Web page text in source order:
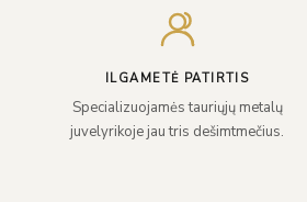
ILGAMETĖ PATIRTIS
Specializuojamės tauriųjų metalų
juvelyrikoje jau tris dešimtmečius.